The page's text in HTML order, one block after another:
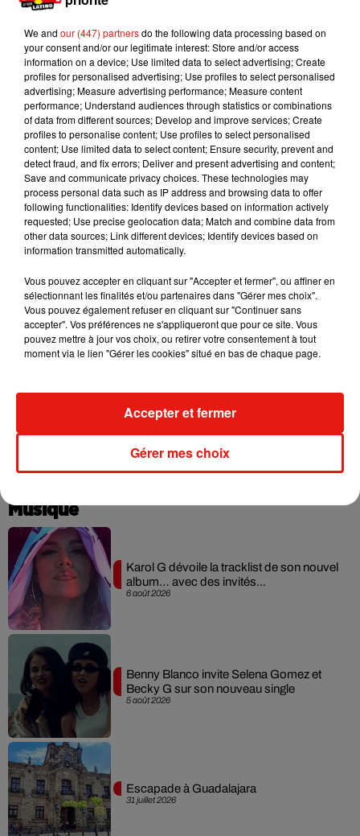
Voir cette publication sur Instagram
Une publication partagée par Jackie Gansky (@jackiegansky)
Musique
6 août 2026
Karol G dévoile la tracklist de son nouvel
album… avec des invités...
5 août 2026
Benny Blanco invite Selena Gomez et
Becky G sur son nouveau single
31 juillet 2026
Escapade à Guadalajara
We and our (447) partnersdo the following data processing based on
your consent and/or our legitimate interest: Store and/or access
information on a device; Use limited data to select advertising; Create
profiles for personalised advertising; Use profiles to select personalised
advertising; Measure advertising performance; Measure content
performance; Understand audiences through statistics or combinations
of data from different sources; Develop and improve services; Create
profiles to personalise content; Use profiles to select personalised
content; Use limited data to select content; Ensure security, prevent and
detect fraud, and fix errors; Deliver and present advertising and content;
Save and communicate privacy choices. These technologies may
process personal data such as IP address and browsing data to offer
following functionalities: Identify devices based on information actively
requested; Use precise geolocation data; Match and combine data from
other data sources; Link different devices; Identify devices based on
information transmitted automatically.
Vous pouvez accepter en cliquant sur "Accepter et fermer", ou affiner en
sélectionnant les finalités et/ou partenaires dans "Gérer mes choix".
Vous pouvez également refuser en cliquant sur "Continuer sans
accepter". Vos préférences ne s'appliqueront que pour ce site. Vous
pouvez mettre à jour vos choix, ou retirer votre consentement à tout
moment via le lien "Gérer les cookies" situé en bas de chaque page.
Gérer mes choix
Accepter et fermer